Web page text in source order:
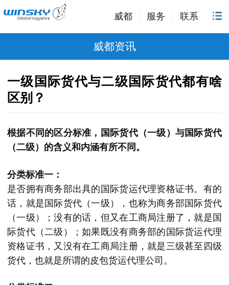
威都 服务 联系
威都资讯
一级国际货代与二级国际货代都有啥
区别？
根据不同的区分标准，国际货代（一级）与国际货代
（二级）的含义和内涵有所不同。
分类标准一：
是否拥有商务部出具的国际货运代理资格证书。有的
话，就是国际货代（一级），也称为商务部国际货代
（一级）；没有的话，但又在工商局注册了，就是国
际货代（二级）；如果既没有商务部的国际货运代理
资格证书，又没有在工商局注册，就是三级甚至四级
货代，也就是所谓的皮包货运代理公司。